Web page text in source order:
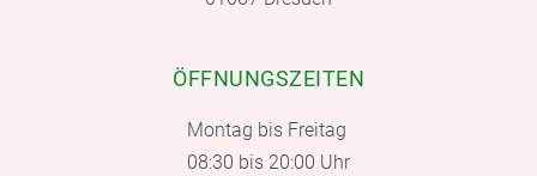
ÖFFNUNGSZEITEN
Montag bis Freitag
08:30 bis 20:00 Uhr